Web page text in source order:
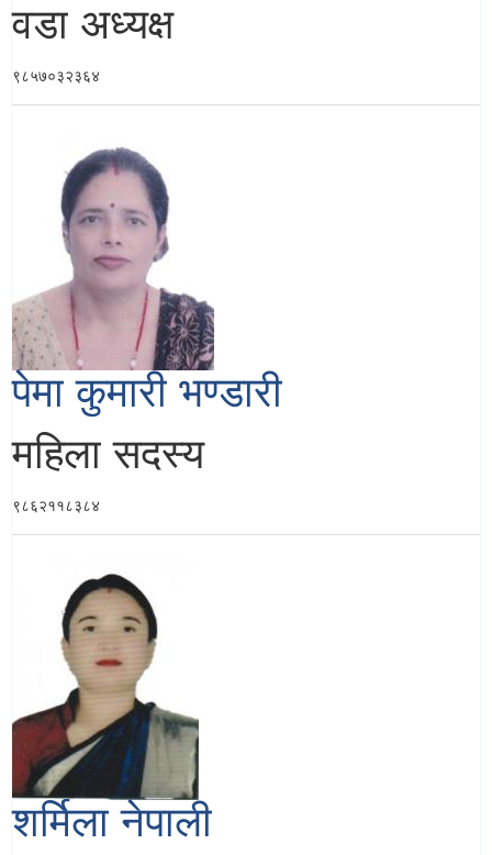
वडा अध्यक्ष
९८५७०३२३६४
पेमा कुमारी भण्डारी
महिला सदस्य
९८६२११८३८४
शर्मिला नेपाली